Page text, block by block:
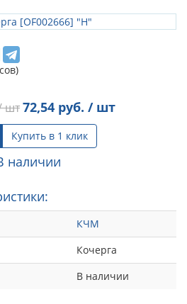
шт72,54 руб. / шт
Купить в 1 клик
наличии
КЧМ
Кочерга
В наличии